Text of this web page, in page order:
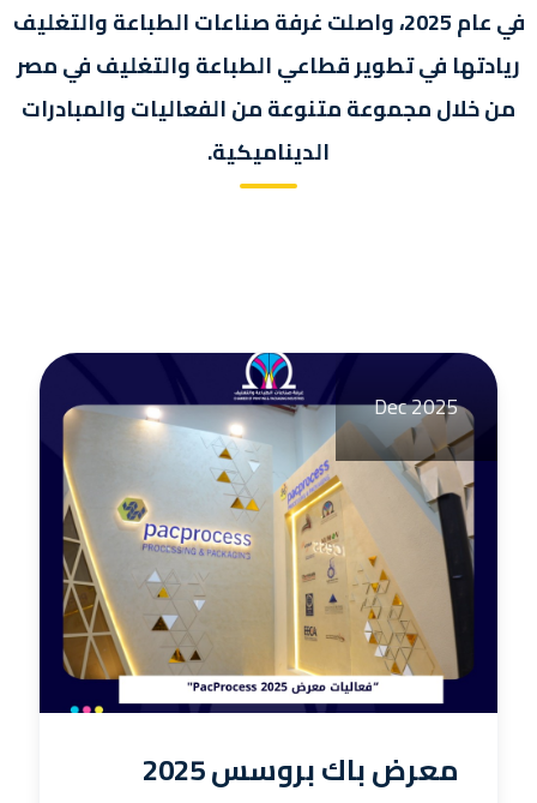
في عام 2025، واصلت غرفة صناعات الطباعة والتغليف
ريادتها في تطوير قطاعي الطباعة والتغليف في مصر
من خلال مجموعة متنوعة من الفعاليات والمبادرات
الديناميكية.
Dec 2025
معرض باك بروسس 2025